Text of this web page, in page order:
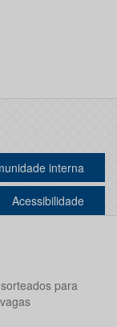
interna
Acessibilidade
para